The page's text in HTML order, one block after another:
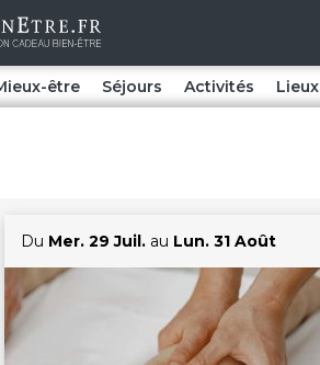
être Séjours Activités Lieux
Du Mer. 29 Juil. au Lun. 31 Août